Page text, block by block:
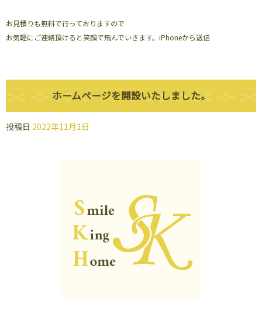
お見積りも無料で行っておりますので
お気軽にご連絡頂けると笑顔で飛んでいきます。iPhoneから送信
ホームページを開設いたしました。
投稿日 2022年11月1日